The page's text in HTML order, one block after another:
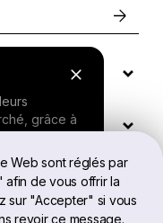
Web sont réglés par
afin de vous offrir la
sur "Accepter" si vous
revoir ce message.
grâce à
FR